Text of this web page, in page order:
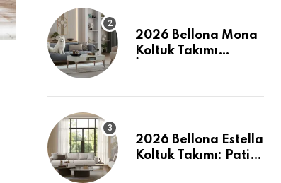
2026 Bellona Mona
Koltuk Takımı
2026 Bellona Estella
Koltuk Takımı: Pati